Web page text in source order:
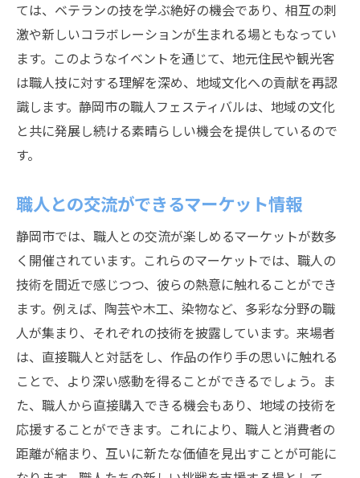
ては、ベテランの技を学ぶ絶好の機会であり、相互の刺
激や新しいコラボレーションが生まれる場ともなってい
ます。このようなイベントを通じて、地元住民や観光客
は職人技に対する理解を深め、地域文化への貢献を再認
識します。静岡市の職人フェスティバルは、地域の文化
と共に発展し続ける素晴らしい機会を提供しているので
す。
職人との交流ができるマーケット情報
静岡市では、職人との交流が楽しめるマーケットが数多
く開催されています。これらのマーケットでは、職人の
技術を間近で感じつつ、彼らの熱意に触れることができ
ます。例えば、陶芸や木工、染物など、多彩な分野の職
人が集まり、それぞれの技術を披露しています。来場者
は、直接職人と対話をし、作品の作り手の思いに触れる
ことで、より深い感動を得ることができるでしょう。ま
た、職人から直接購入できる機会もあり、地域の技術を
応援することができます。これにより、職人と消費者の
距離が縮まり、互いに新たな価値を見出すことが可能に